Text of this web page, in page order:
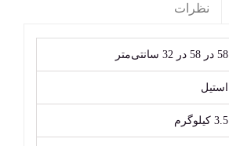
نظرات
58 در 58 در 32 سانتی‌متر
استیل
3.5 کیلوگرم